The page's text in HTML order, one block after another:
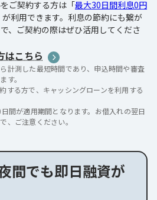
ご契約する方は「最大30日間利息0円
利用できます。利息の節約にも繋が
、ご契約の際はぜひ活用してくださ
はこちら
計測した最短時間であり、申込時間や審査
す。
する方で、キャッシングローンを利用する
間が適用期間となります。お借入れの翌日
、ご注意ください。
間でも即日融資が